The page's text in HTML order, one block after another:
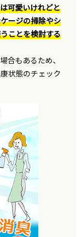
可愛いけれどと
ージの掃除やシ
ことを検討する
合もあるため、
状態のチェック